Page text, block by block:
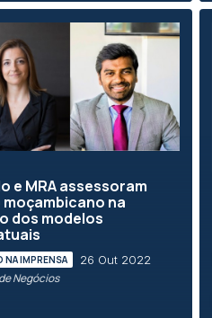
e MRA assessoram
na
dos modelos
NA IMPRENSA 26 Out 2022
Negócios